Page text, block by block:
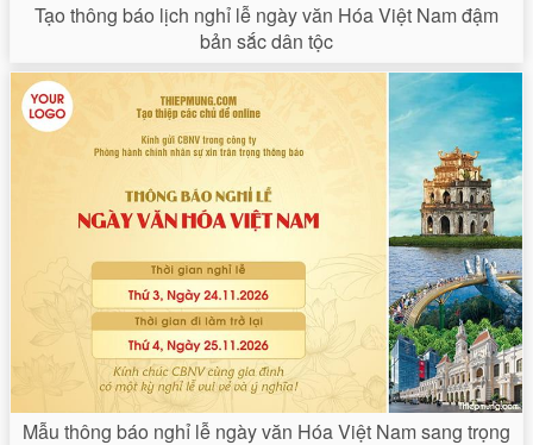
Tạo thông báo lịch nghỉ lễ ngày văn Hóa Việt Nam đậm
bản sắc dân tộc
Mẫu thông báo nghỉ lễ ngày văn Hóa Việt Nam sang trọng